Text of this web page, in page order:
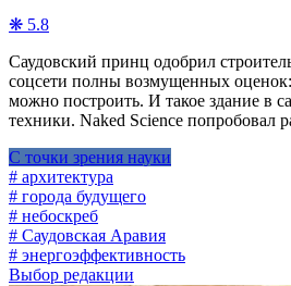
❋ 5.8
Саудовский принц одобрил
соцсети полны возмущенных
можно построить. И такое здание в
техники. Naked Science попробовал
С точки зрения науки
# архитектура
# города будущего
# небоскреб
# Саудовская Аравия
# энергоэффективность
Выбор редакции